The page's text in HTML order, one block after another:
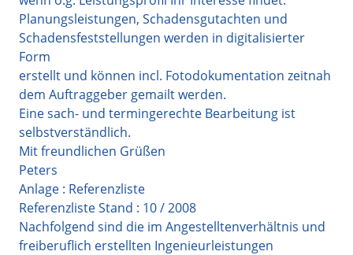
Planungsleistungen, Schadensgutachten und
Schadensfeststellungen werden in digitalisierter
Form
erstellt und können incl. Fotodokumentation zeitnah
dem Auftraggeber gemailt werden.
Eine sach- und termingerechte Bearbeitung ist
selbstverständlich.
Mit freundlichen Grüßen
Peters
Anlage : Referenzliste
Referenzliste Stand : 10 / 2008
Nachfolgend sind die im Angestelltenverhältnis und
freiberuflich erstellten Ingenieurleistungen